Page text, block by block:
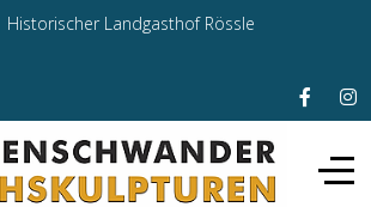
Historischer Landgasthof Rössle